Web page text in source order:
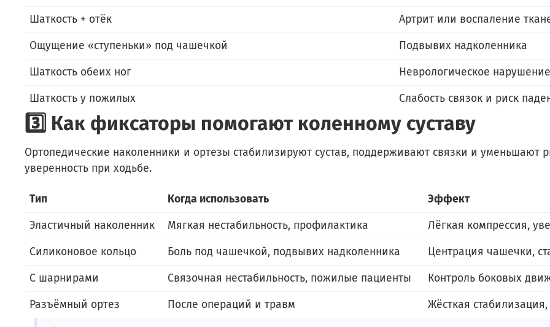
Шаткость + отёк Артрит или воспаление
Ощущение «ступеньки» под чашечкой Подвывих надколенника
Шаткость обеих ног Неврологическое нарушение
Шаткость у пожилых Слабость связок и риск
3️⃣ Как фиксаторы помогают коленному суставу
Ортопедические наколенники и ортезы стабилизируют сустав, поддерживают связки и
уверенность при ходьбе.
Тип Когда использовать Эффект
Эластичный наколенник Мягкая нестабильность, профилактика Лёгкая компрессия,
Силиконовое кольцо Боль под чашечкой, подвывих надколенника Центрация чашечки,
С шарнирами Связочная нестабильность, пожилые пациенты Контроль боковых
Разъёмный ортез После операций и травм Жёсткая